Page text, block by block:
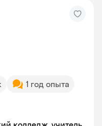
1 год опыта